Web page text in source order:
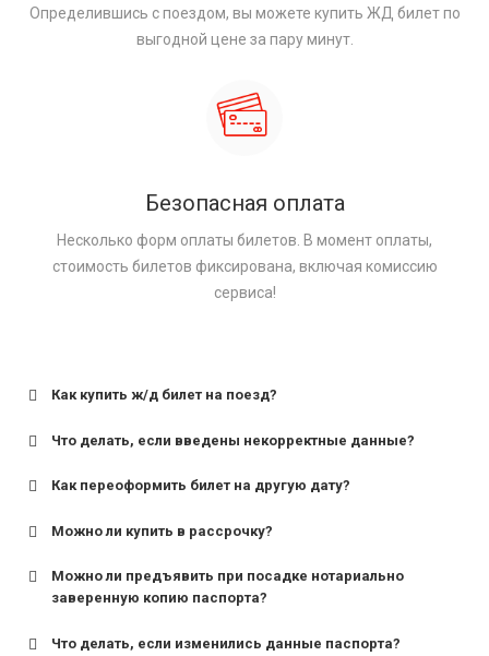
Определившись с поездом, вы можете купить ЖД билет по
выгодной цене за пару минут.
Безопасная оплата
Несколько форм оплаты билетов. В момент оплаты,
стоимость билетов фиксирована, включая комиссию
сервиса!
Как купить ж/д билет на поезд?
Что делать, если введены некорректные данные?
Как переоформить билет на другую дату?
Можно ли купить в рассрочку?
Можно ли предъявить при посадке нотариально
заверенную копию паспорта?
Что делать, если изменились данные паспорта?